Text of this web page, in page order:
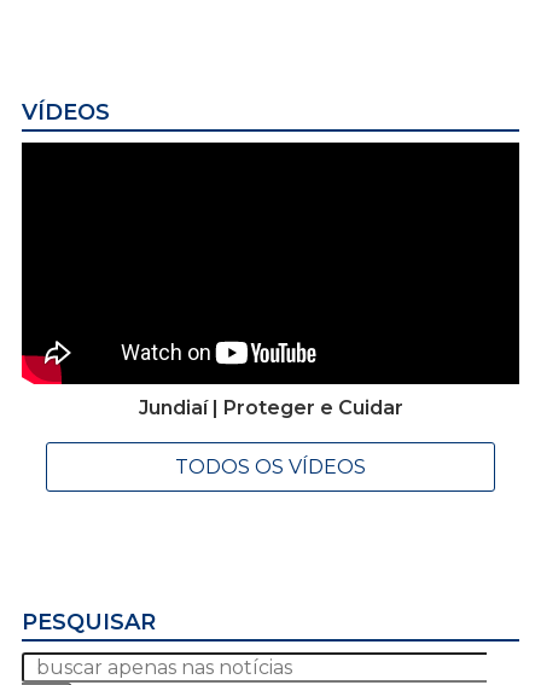
VÍDEOS
Jundiaí | Proteger e Cuidar
TODOS OS VÍDEOS
PESQUISAR